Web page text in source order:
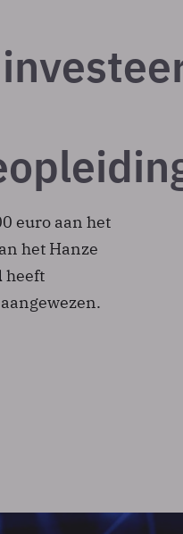
euro aan het
het Hanze
heeft